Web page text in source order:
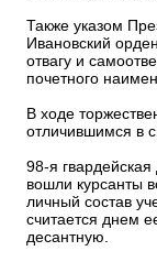
Также указом
Ивановский
отвагу и
почетного
В ходе
отличившимся в
98-я
вошли курсанты
личный состав
считается днем
десантную.